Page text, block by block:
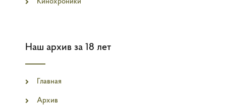
Кинохроники
Наш архив за 18 лет
Главная
Архив